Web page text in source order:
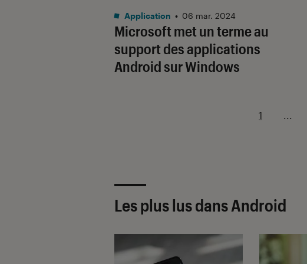
Microsoft met un terme au
support des applications
Android sur Windows
Application • 06 mar. 2024
1 ...
Les plus lus dans Android